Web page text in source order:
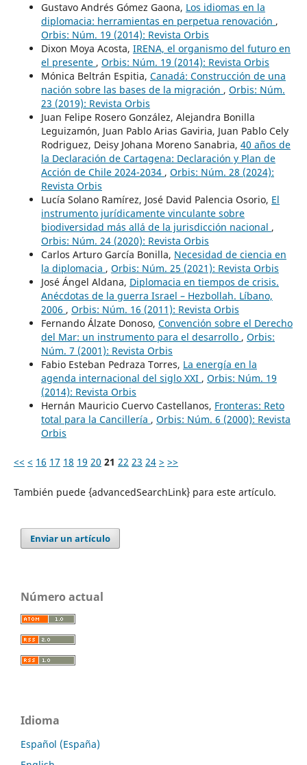
Gustavo Andrés Gómez Gaona, Los idiomas en la
diplomacia: herramientas en perpetua renovación ,
Orbis: Núm. 19 (2014): Revista Orbis
Dixon Moya Acosta, IRENA, el organismo del futuro en
el presente , Orbis: Núm. 19 (2014): Revista Orbis
Mónica Beltrán Espitia, Canadá: Construcción de una
nación sobre las bases de la migración , Orbis: Núm.
23 (2019): Revista Orbis
Juan Felipe Rosero González, Alejandra Bonilla
Leguizamón, Juan Pablo Arias Gaviria, Juan Pablo Cely
Rodriguez, Deisy Johana Moreno Sanabria, 40 años de
la Declaración de Cartagena: Declaración y Plan de
Acción de Chile 2024-2034 , Orbis: Núm. 28 (2024):
Revista Orbis
Lucía Solano Ramírez, José David Palencia Osorio, El
instrumento jurídicamente vinculante sobre
biodiversidad más allá de la jurisdicción nacional ,
Orbis: Núm. 24 (2020): Revista Orbis
Carlos Arturo García Bonilla, Necesidad de ciencia en
la diplomacia , Orbis: Núm. 25 (2021): Revista Orbis
José Ángel Aldana, Diplomacia en tiempos de crisis.
Anécdotas de la guerra Israel – Hezbollah. Líbano,
2006 , Orbis: Núm. 16 (2011): Revista Orbis
Fernando Álzate Donoso, Convención sobre el Derecho
del Mar: un instrumento para el desarrollo , Orbis:
Núm. 7 (2001): Revista Orbis
Fabio Esteban Pedraza Torres, La energía en la
agenda internacional del siglo XXI , Orbis: Núm. 19
(2014): Revista Orbis
Hernán Mauricio Cuervo Castellanos, Fronteras: Reto
total para la Cancillería , Orbis: Núm. 6 (2000): Revista
Orbis
<< < 16 17 18 19 20 21 22 23 24 > >>
También puede {advancedSearchLink} para este artículo.
Enviar un artículo
Número actual
Idioma
Español (España)